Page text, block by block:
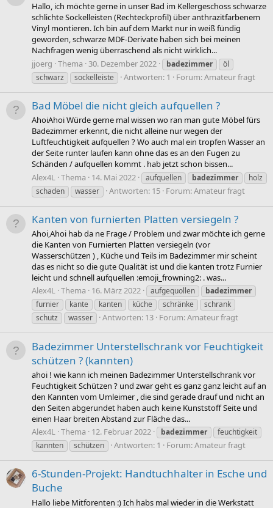
Hallo, ich möchte gerne in unser Bad im Kellergeschoss schwarze
schlichte Sockelleisten (Rechteckprofil) über anthrazitfarbenem
Vinyl montieren. Ich bin auf dem Markt nur in weiß fündig
geworden, schwarze MDF-Derivate haben sich bei meinen
Nachfragen wenig überraschend als nicht wirklich...
jjoerg Thema 30. Dezember 2022 badezimmer
öl
schwarz
sockelleiste Antworten: 1 Forum:Amateur fragt
Bad Möbel die nicht gleich aufquellen ?
AhoiAhoi Würde gerne mal wissen wo ran man gute Möbel fürs
Badezimmer erkennt, die nicht alleine nur wegen der
Luftfeuchtigkeit aufquellen ? Wo auch mal ein tropfen Wasser an
der Seite runter laufen kann ohne das es an den Fugen zu
Schänden / aufquellen kommt . hab jetzt schon bissen...
Alex4L
Thema 14. Mai 2022 aufquellen badezimmer
holz
schaden
wasser Antworten: 15 Forum:Amateur fragt
Kanten von furnierten Platten versiegeln ?
Ahoi,Ahoi hab da ne Frage / Problem und zwar möchte ich gerne
die Kanten von Furnierten Platten versiegeln (vor
Wasserschützen ) , Küche und Teils im Badezimmer mir scheint
das es nicht so die gute Qualität ist und die kanten trotz Furnier
leicht und schnell aufquellen :emoji_frowning2: . was...
Alex4L Thema 16. März 2022 aufgequollen
badezimmer
furnier
kante kanten küche schränke
schrank
schutz
wasser Antworten: 13 Forum:Amateur fragt
Badezimmer Unterstellschrank vor Feuchtigkeit
schützen ? (kannten)
ahoi ! wie kann ich meinen Badezimmer Unterstellschrank vor
Feuchtigkeit Schützen ? und zwar geht es ganz ganz leicht auf an
den Kannten vom Umleimer , die sind gerade drauf und nicht an
den Seiten abgerundet haben auch keine Kunststoff Seite und
einen Haar breiten Abstand zur Fläche das...
Alex4L Thema 12. Februar 2022 badezimmer
feuchtigkeit
kannten
schützen Antworten: 1 Forum:Amateur fragt
6-Stunden-Projekt: Handtuchhalter in Esche und
Buche
Hallo liebe Mitforenten :) Ich habs mal wieder in die Werkstatt